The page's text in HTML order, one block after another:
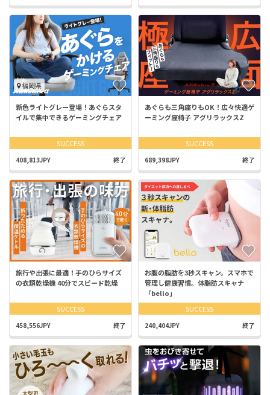
福岡県
新色ライトグレー登場！あぐらスタ
イルで集中できるゲーミングチェア
SUCCESS
408,813JPY 終了
あぐらも三角座りもOK！広々快適ゲ
ーミング座椅子 アグリラックスZ
SUCCESS
689,398JPY 終了
旅行や出張に最適！手のひらサイズ
の衣類乾燥機 40分でスピード乾燥
SUCCESS
458,556JPY 終了
お腹の脂肪を3秒スキャン。スマホで
管理し健康習慣。体脂肪スキャナ
「bello」
SUCCESS
240,404JPY 終了